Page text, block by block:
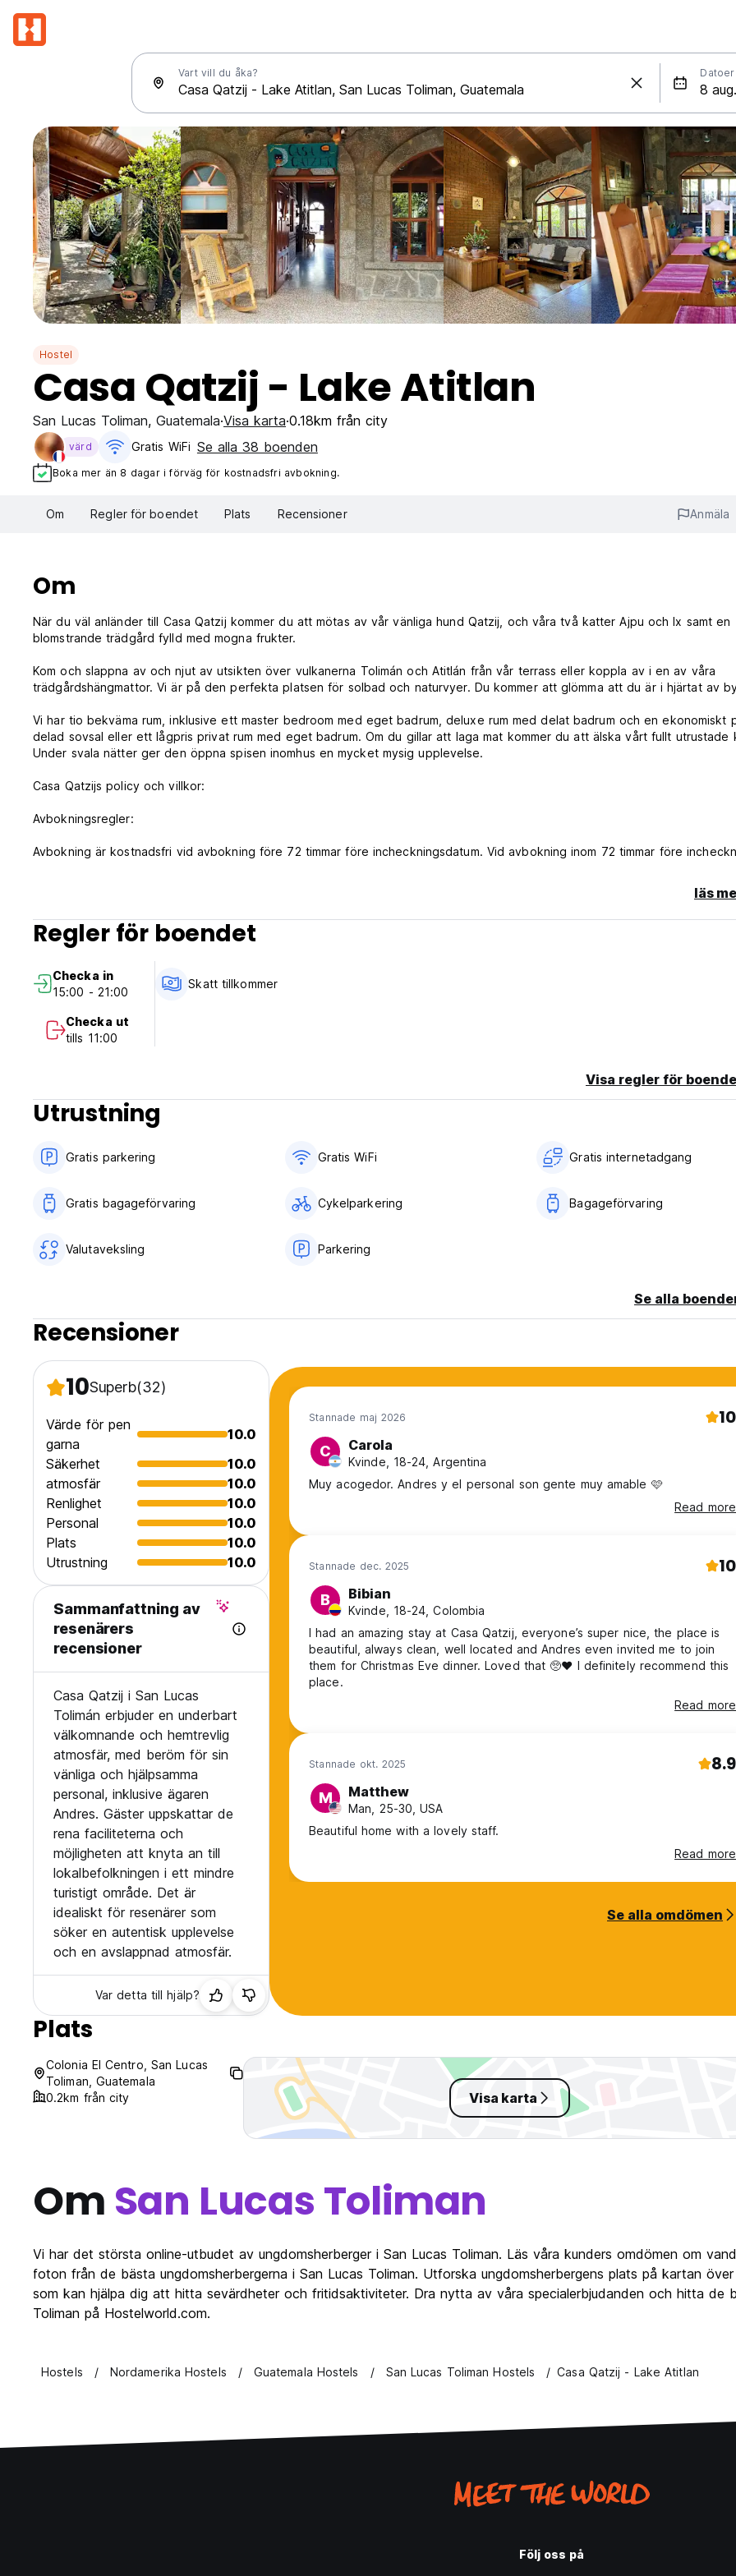
Vart vill du åka? Datoer
Hostel
Casa Qatzij - Lake Atitlan
San Lucas Toliman, Guatemala Visa karta 0.18km från city
värd Gratis WiFi Se alla 38 boenden
Boka mer än 8 dagar i förväg för kostnadsfri avbokning.
Om Regler för boendet Plats Recensioner Anmäla
Om
När du väl anländer till Casa Qatzij kommer du att mötas av vår vänliga hund Qatzij, och våra två katter Ajpu och Ix samt en
blomstrande trädgård fylld med mogna frukter.
Kom och slappna av och njut av utsikten över vulkanerna Tolimán och Atitlán från vår terrass eller koppla av i en av våra
trädgårdshängmattor. Vi är på den perfekta platsen för solbad och naturvyer. Du kommer att glömma att du är i hjärtat av
Vi har tio bekväma rum, inklusive ett master bedroom med eget badrum, deluxe rum med delat badrum och en ekonomiskt
delad sovsal eller ett lågpris privat rum med eget badrum. Om du gillar att laga mat kommer du att älska vårt fullt utrustade
Under svala nätter ger den öppna spisen inomhus en mycket mysig upplevelse.
Casa Qatzijs policy och villkor:
Avbokningsregler:
Avbokning är kostnadsfri vid avbokning före 72 timmar före incheckningsdatum. Vid avbokning inom 72 timmar före
En deposition krävs för att garantera bokningen. En ej återbetalningsbar deposition på 50 % kommer att debiteras kortet
registrerats efter 24 timmar för att garantera bokningen.
Utcheckning före 11.00
Betalning vid ankomst med kontanter, kreditkort och betalkort
Skatter ingår ej (5 %)
Reception från kl. 08.00 till 21.00
inget utegångsförbud
Rökning på anvisade utomhusområden
Valfri användning av köket (3 USD/dag) för gäster i sovsalar utanför huset. (Auto-translated from original language)
läs
Regler för boendet
Checka in
15:00 - 21:00
Checka ut
tills 11:00
Skatt tillkommer
Visa regler för
Utrustning
Gratis parkering Gratis WiFi Gratis internetadgang
Gratis bagageförvaring Cykelparkering Bagageförvaring
Valutaveksling Parkering
Se alla
Recensioner
10Superb(32)
Värde för pen
garna
10.0
Säkerhet
10.0
atmosfär
10.0
Renlighet
10.0
Personal
10.0
Plats
10.0
Utrustning
10.0
Sammanfattning av
resenärers
recensioner
Casa Qatzij i San Lucas
Tolimán erbjuder en underbart
välkomnande och hemtrevlig
atmosfär, med beröm för sin
vänliga och hjälpsamma
personal, inklusive ägaren
Andres. Gäster uppskattar de
rena faciliteterna och
möjligheten att knyta an till
lokalbefolkningen i ett mindre
turistigt område. Det är
idealiskt för resenärer som
söker en autentisk upplevelse
och en avslappnad atmosfär.
Var detta till hjälp?
Stannade maj 2026 10
C Carola
Kvinde, 18-24, Argentina
Muy acogedor. Andres y el personal son gente muy amable 🩷
Read more
Stannade dec. 2025 10
B Bibian
Kvinde, 18-24, Colombia
I had an amazing stay at Casa Qatzij, everyone’s super nice, the place is
beautiful, always clean, well located and Andres even invited me to join
them for Christmas Eve dinner. Loved that 🥺❤️ I definitely recommend this
place.
Read more
Stannade okt. 2025 8.9
M Matthew
Man, 25-30, USA
Beautiful home with a lovely staff.
Read more
Se alla omdömen
Plats
Colonia El Centro, San Lucas
Toliman, Guatemala
0.2km från city
Visa karta
Om San Lucas Toliman
Vi har det största online-utbudet av ungdomsherberger i San Lucas Toliman. Läs våra kunders omdömen om
foton från de bästa ungdomsherbergerna i San Lucas Toliman. Utforska ungdomsherbergens plats på kartan
som kan hjälpa dig att hitta sevärdheter och fritidsaktiviteter. Dra nytta av våra specialerbjudanden och hitta de
Toliman på Hostelworld.com.
Hostels Nordamerika Hostels Guatemala Hostels San Lucas Toliman Hostels Casa Qatzij - Lake Atitlan
Följ oss på